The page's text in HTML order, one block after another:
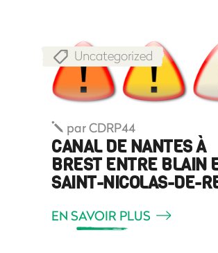
Uncategorized
parCDRP44
CANAL DE NANTES À
BREST ENTRE BLAIN
SAINT-NICOLAS-DE-
EN SAVOIR PLUS